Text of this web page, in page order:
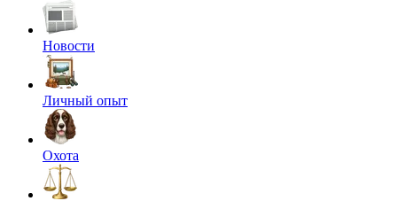
Новости
Личный опыт
Охота